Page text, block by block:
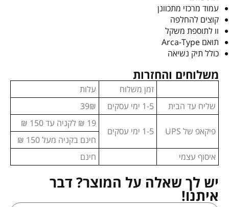
עמוד מרכזי מתכוונן
קוצים להחלפה
וו לתוספת משקל
תואם Arca-Type
כולל תיק נשיאה
משלוחים והחזרות
זמן משלוח
עלות
שליח עד הבית
1-5 ימי עסקים 39₪
פיקאפ של UPS 1-5 ימי עסקים
19 ₪ לקניה עד 150 ₪
חינם בקניה מעל 150 ₪
איסוף עצמי
חינם
יש לך שאלה על המוצר? דבר
איתנו!